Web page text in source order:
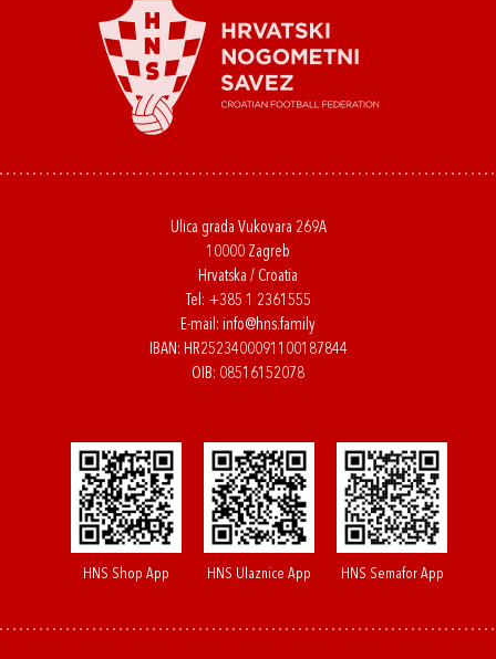
Ulica grada Vukovara 269A
10000 Zagreb
Hrvatska / Croatia
Tel: +385 1 2361555
E-mail: info@hns.family
IBAN: HR2523400091100187844
OIB: 08516152078
HNS Shop App HNS Ulaznice App HNS Semafor App